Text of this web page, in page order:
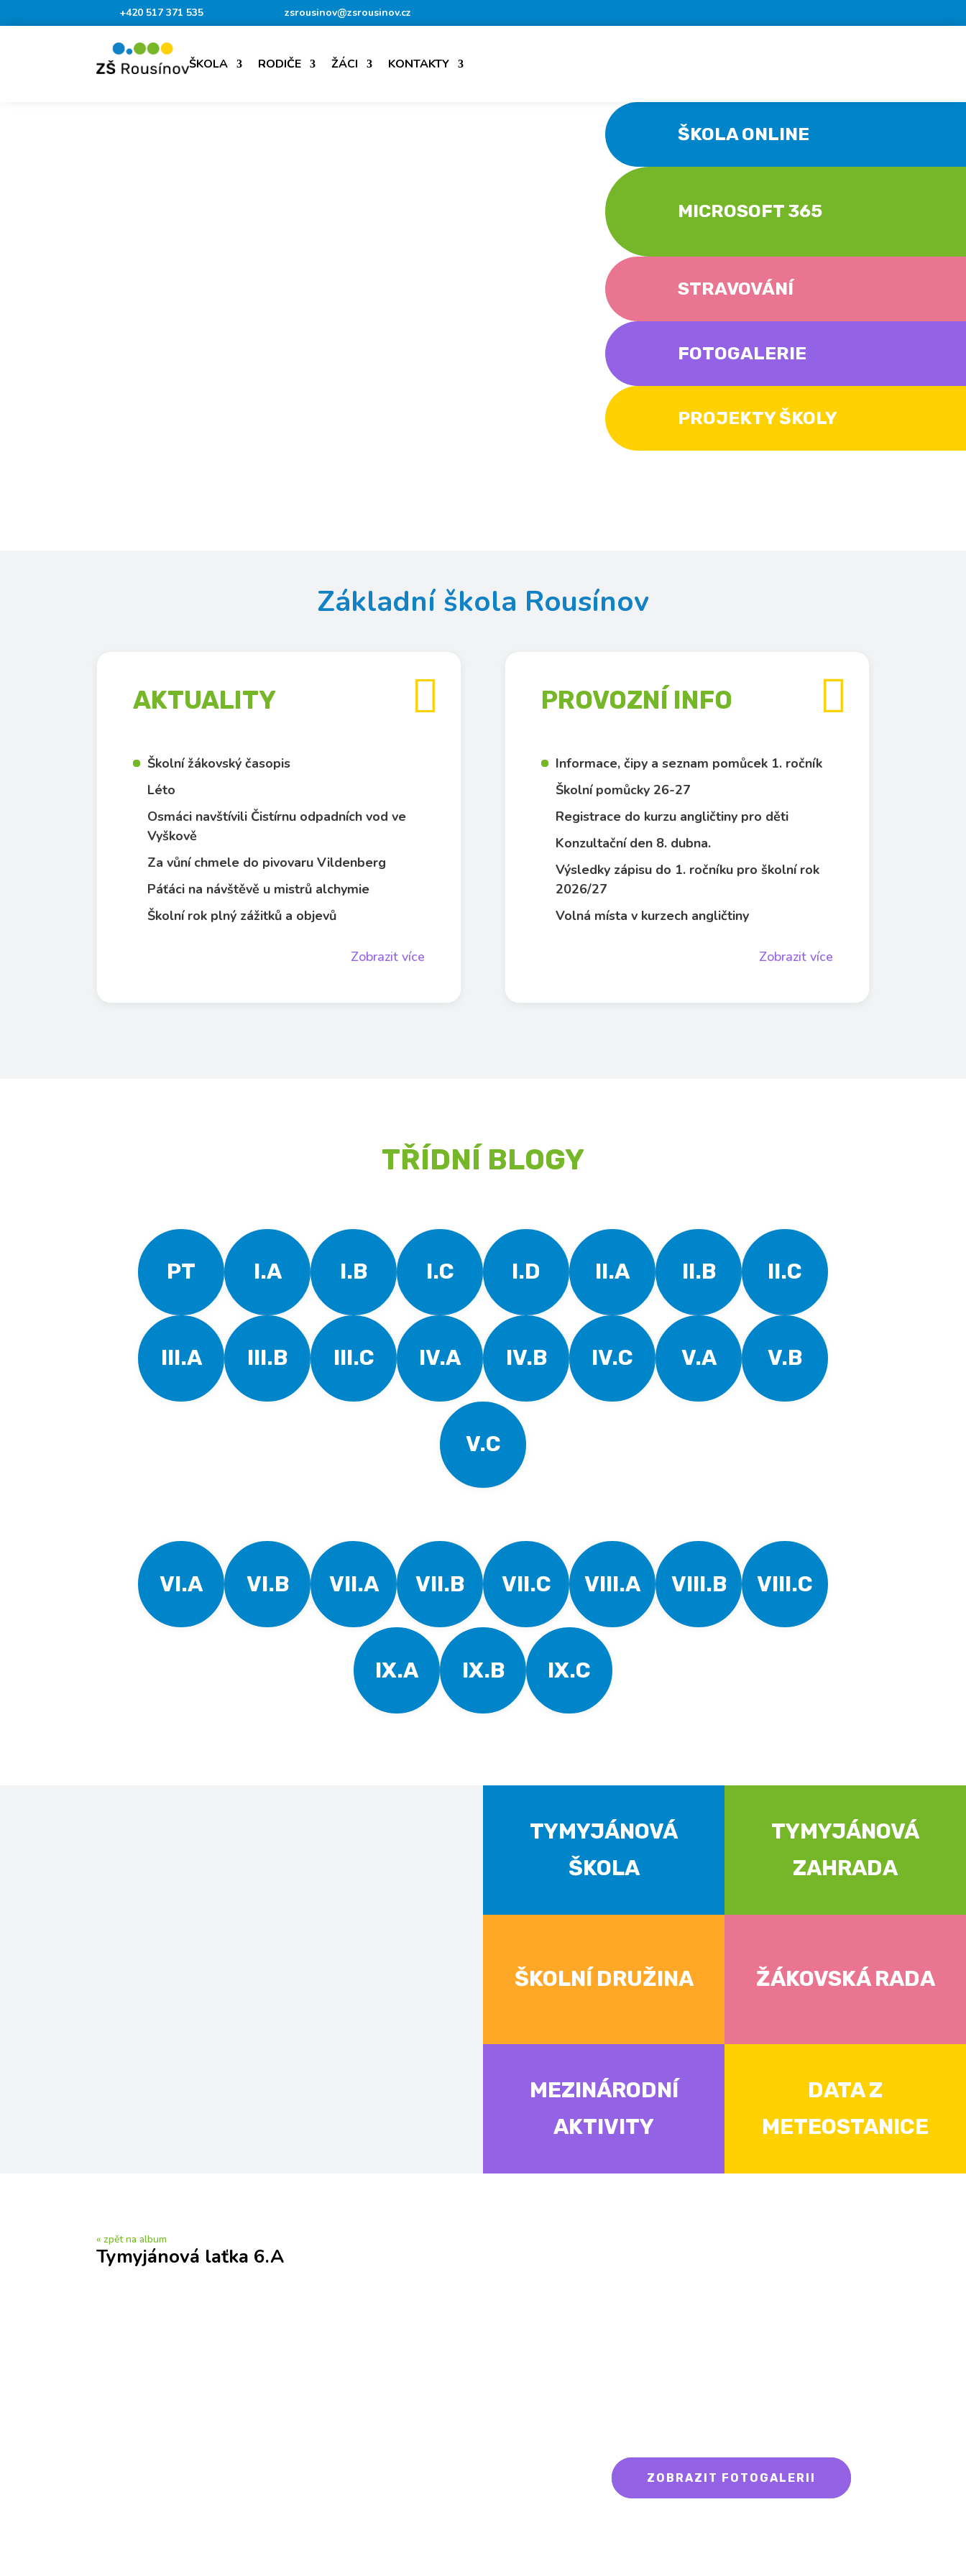
+420 517 371 535 zsrousinov@zsrousinov.cz
ŠKOLA RODIČE ŽÁCI KONTAKTY
ŠKOLA ONLINE
MICROSOFT 365
STRAVOVÁNÍ
FOTOGALERIE
PROJEKTY ŠKOLY
Základní škola Rousínov
AKTUALITY
Školní žákovský časopis
Léto
Osmáci navštívili Čistírnu odpadních vod ve
Vyškově
Za vůní chmele do pivovaru Vildenberg
Páťáci na návštěvě u mistrů alchymie
Školní rok plný zážitků a objevů
Zobrazit více
 PROVOZNÍ INFO
Informace, čipy a seznam pomůcek 1. ročník
Školní pomůcky 26-27
Registrace do kurzu angličtiny pro děti
Konzultační den 8. dubna.
Výsledky zápisu do 1. ročníku pro školní rok
2026/27
Volná místa v kurzech angličtiny
Zobrazit více

TŘÍDNÍ BLOGY
PT I.A I.B I.C I.D II.A II.B II.C
III.A III.B III.C IV.A IV.B IV.C V.A V.B
V.C
VI.A VI.B VII.A VII.B VII.C VIII.A VIII.B VIII.C
IX.A IX.B IX.C
TYMYJÁNOVÁ
ŠKOLA
TYMYJÁNOVÁ
ZAHRADA
ŠKOLNÍ DRUŽINA ŽÁKOVSKÁ RADA
MEZINÁRODNÍ
AKTIVITY
DATA Z
METEOSTANICE
« zpět na album
Tymyjánová laťka 6.A
ZOBRAZIT FOTOGALERII